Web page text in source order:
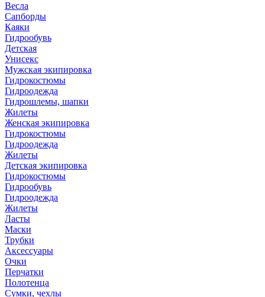
Весла
Сапборды
Каяки
Гидрообувь
Детская
Унисекс
Мужская экипировка
Гидрокостюмы
Гидроодежда
Гидрошлемы, шапки
Жилеты
Женская экипировка
Гидрокостюмы
Гидроодежда
Жилеты
Детская экипировка
Гидрокостюмы
Гидрообувь
Гидроодежда
Жилеты
Ласты
Маски
Трубки
Аксессуары
Очки
Перчатки
Полотенца
Сумки, чехлы